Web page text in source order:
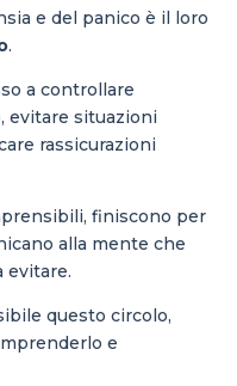
e del panico è il loro
.
a controllare
evitare situazioni
rassicurazioni
finiscono per
alla mente che
evitare.
questo circolo,
e